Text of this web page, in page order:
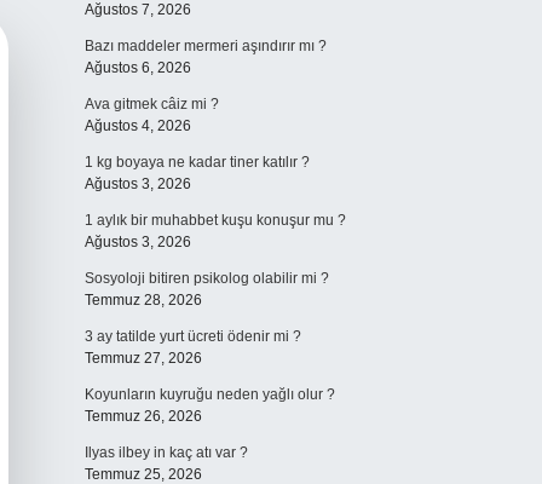
Ağustos 7, 2026
Bazı maddeler mermeri aşındırır mı ?
Ağustos 6, 2026
Ava gitmek câiz mi ?
Ağustos 4, 2026
1 kg boyaya ne kadar tiner katılır ?
Ağustos 3, 2026
1 aylık bir muhabbet kuşu konuşur mu ?
Ağustos 3, 2026
Sosyoloji bitiren psikolog olabilir mi ?
Temmuz 28, 2026
3 ay tatilde yurt ücreti ödenir mi ?
Temmuz 27, 2026
Koyunların kuyruğu neden yağlı olur ?
Temmuz 26, 2026
Ilyas ilbey in kaç atı var ?
Temmuz 25, 2026